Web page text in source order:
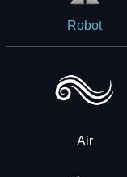
Robot
Air